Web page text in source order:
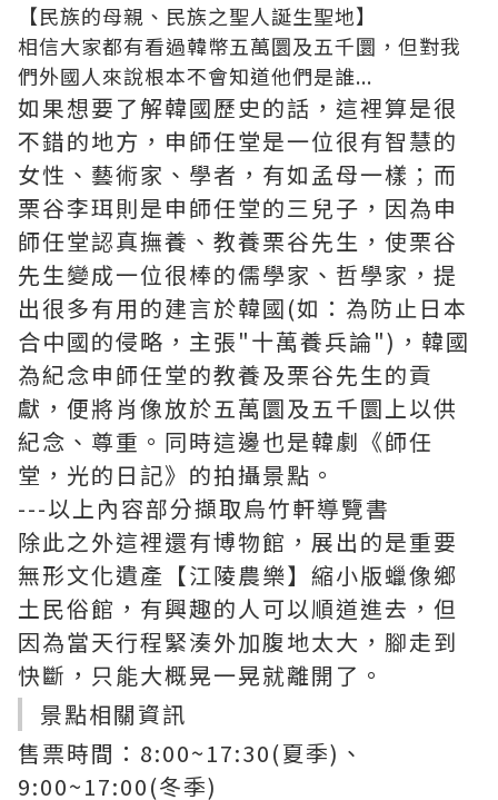
【民族的母親、民族之聖人誕生聖地】
相信大家都有看過韓幣五萬圜及五千圜，但對我
們外國人來說根本不會知道他們是誰...
如果想要了解韓國歷史的話，這裡算是很
不錯的地方，申師任堂是一位很有智慧的
女性、藝術家、學者，有如孟母一樣；而
栗谷李珥則是申師任堂的三兒子，因為申
師任堂認真撫養、教養栗谷先生，使栗谷
先生變成一位很棒的儒學家、哲學家，提
出很多有用的建言於韓國(如：為防止日本
合中國的侵略，主張"十萬養兵論")，韓國
為紀念申師任堂的教養及栗谷先生的貢
獻，便將肖像放於五萬圜及五千圜上以供
紀念、尊重。同時這邊也是韓劇《師任
堂，光的日記》的拍攝景點。
---以上內容部分擷取烏竹軒導覽書
除此之外這裡還有博物館，展出的是重要
無形文化遺產【江陵農樂】縮小版蠟像鄉
土民俗館，有興趣的人可以順道進去，但
因為當天行程緊湊外加腹地太大，腳走到
快斷，只能大概晃一晃就離開了。
景點相關資訊
售票時間：8:00~17:30(夏季)、
9:00~17:00(冬季)